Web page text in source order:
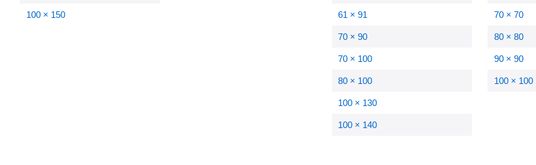
100 × 150 61 × 91
70 × 90
70 × 100
80 × 100
100 × 130
100 × 140
70 × 70
80 × 80
90 × 90
100 × 100